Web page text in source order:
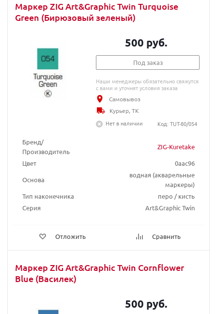
Маркер ZIG Art&Graphic Twin Turquoise
Green (Бирюзовый зеленый)
Бренд/
Производитель
ZIG-Kuretake
Цвет
0aac96
Основа
водная (акварельные
маркеры)
Тип наконечника
перо / кисть
Серия
Art&Graphic Twin
Отложить Сравнить
500 руб.
Под заказ
Наши менеджеры обязательно свяжутся
с вами и уточнят условия заказа
Самовывоз
Курьер, ТК
Нет в наличии
Код: TUT-80/054
Маркер ZIG Art&Graphic Twin Cornflower
Blue (Василек)
500 руб.